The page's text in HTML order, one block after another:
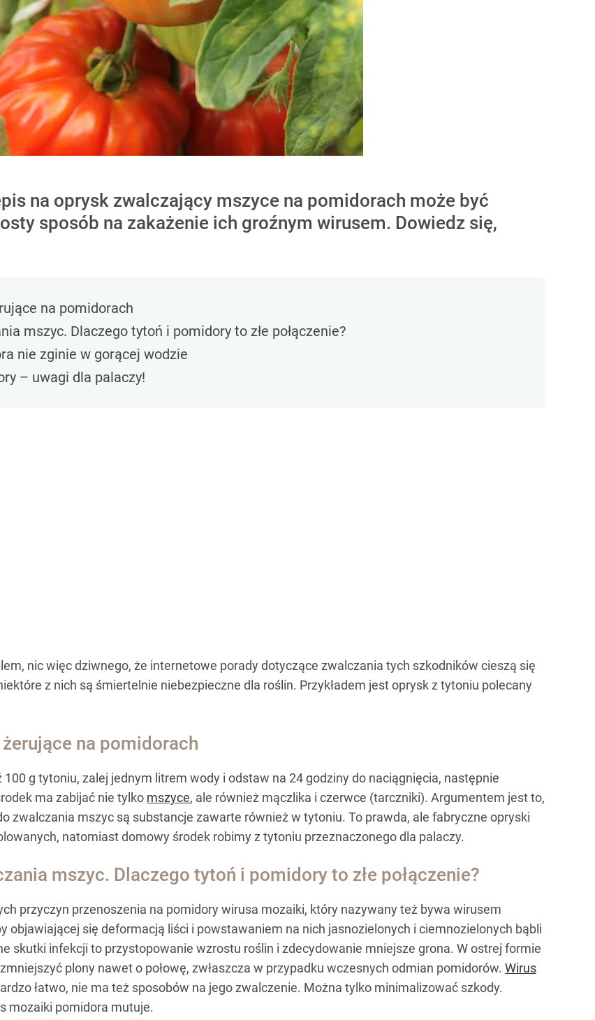
na oprysk zwalczający mszyce na pomidorach może być
sposób na zakażenie ich groźnym wirusem. Dowiedz się,
na pomidorach
mszyc. Dlaczego tytoń i pomidory to złe połączenie?
nie zginie w gorącej wodzie
– uwagi dla palaczy!
nic więc dziwnego, że internetowe porady dotyczące zwalczania tych szkodników cieszą się
z nich są śmiertelnie niebezpieczne dla roślin. Przykładem jest oprysk z tytoniu polecany
na pomidorach
g tytoniu, zalej jednym litrem wody i odstaw na 24 godziny do naciągnięcia, następnie
ma zabijać nie tylko mszyce, ale również mączlika i czerwce (tarczniki). Argumentem jest to,
zwalczania mszyc są substancje zawarte również w tytoniu. To prawda, ale fabryczne opryski
natomiast domowy środek robimy z tytoniu przeznaczonego dla palaczy.
mszyc. Dlaczego tytoń i pomidory to złe połączenie?
przyczyn przenoszenia na pomidory wirusa mozaiki, który nazywany też bywa wirusem
objawiającej się deformacją liści i powstawaniem na nich jasnozielonych i ciemnozielonych bąbli
skutki infekcji to przystopowanie wzrostu roślin i zdecydowanie mniejsze grona. W ostrej formie
plony nawet o połowę, zwłaszcza w przypadku wczesnych odmian pomidorów. Wirus
łatwo, nie ma też sposobów na jego zwalczenie. Można tylko minimalizować szkody.
mozaiki pomidora mutuje.